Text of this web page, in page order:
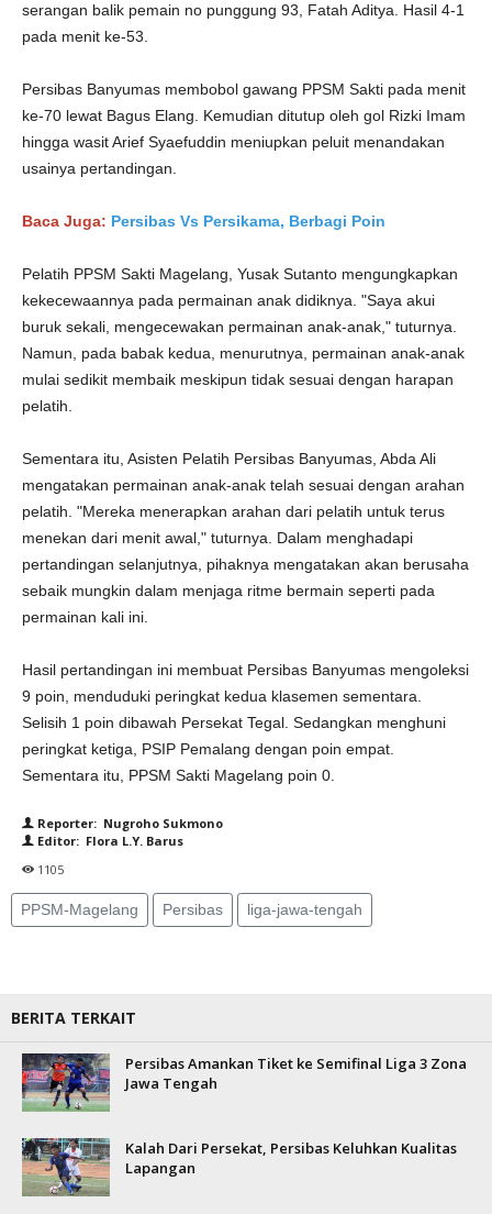
serangan balik pemain no punggung 93, Fatah Aditya. Hasil 4-1
pada menit ke-53.
Persibas Banyumas membobol gawang PPSM Sakti pada menit
ke-70 lewat Bagus Elang. Kemudian ditutup oleh gol Rizki Imam
hingga wasit Arief Syaefuddin meniupkan peluit menandakan
usainya pertandingan.
Baca Juga: Persibas Vs Persikama, Berbagi Poin
Pelatih PPSM Sakti Magelang, Yusak Sutanto mengungkapkan
kekecewaannya pada permainan anak didiknya. "Saya akui
buruk sekali, mengecewakan permainan anak-anak," tuturnya.
Namun, pada babak kedua, menurutnya, permainan anak-anak
mulai sedikit membaik meskipun tidak sesuai dengan harapan
pelatih.
Sementara itu, Asisten Pelatih Persibas Banyumas, Abda Ali
mengatakan permainan anak-anak telah sesuai dengan arahan
pelatih. "Mereka menerapkan arahan dari pelatih untuk terus
menekan dari menit awal," tuturnya. Dalam menghadapi
pertandingan selanjutnya, pihaknya mengatakan akan berusaha
sebaik mungkin dalam menjaga ritme bermain seperti pada
permainan kali ini.
Hasil pertandingan ini membuat Persibas Banyumas mengoleksi
9 poin, menduduki peringkat kedua klasemen sementara.
Selisih 1 poin dibawah Persekat Tegal. Sedangkan menghuni
peringkat ketiga, PSIP Pemalang dengan poin empat.
Sementara itu, PPSM Sakti Magelang poin 0.
Reporter: Nugroho Sukmono
Editor: Flora L.Y. Barus
1105
PPSM-Magelang Persibas liga-jawa-tengah
BERITA TERKAIT
Persibas Amankan Tiket ke Semifinal Liga 3 Zona
Jawa Tengah
Kalah Dari Persekat, Persibas Keluhkan Kualitas
Lapangan